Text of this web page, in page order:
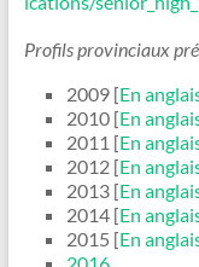
Profils provinciaux
2009 [En
2010 [En
2011 [En
2012 [En
2013 [En
2014 [En
2015 [En